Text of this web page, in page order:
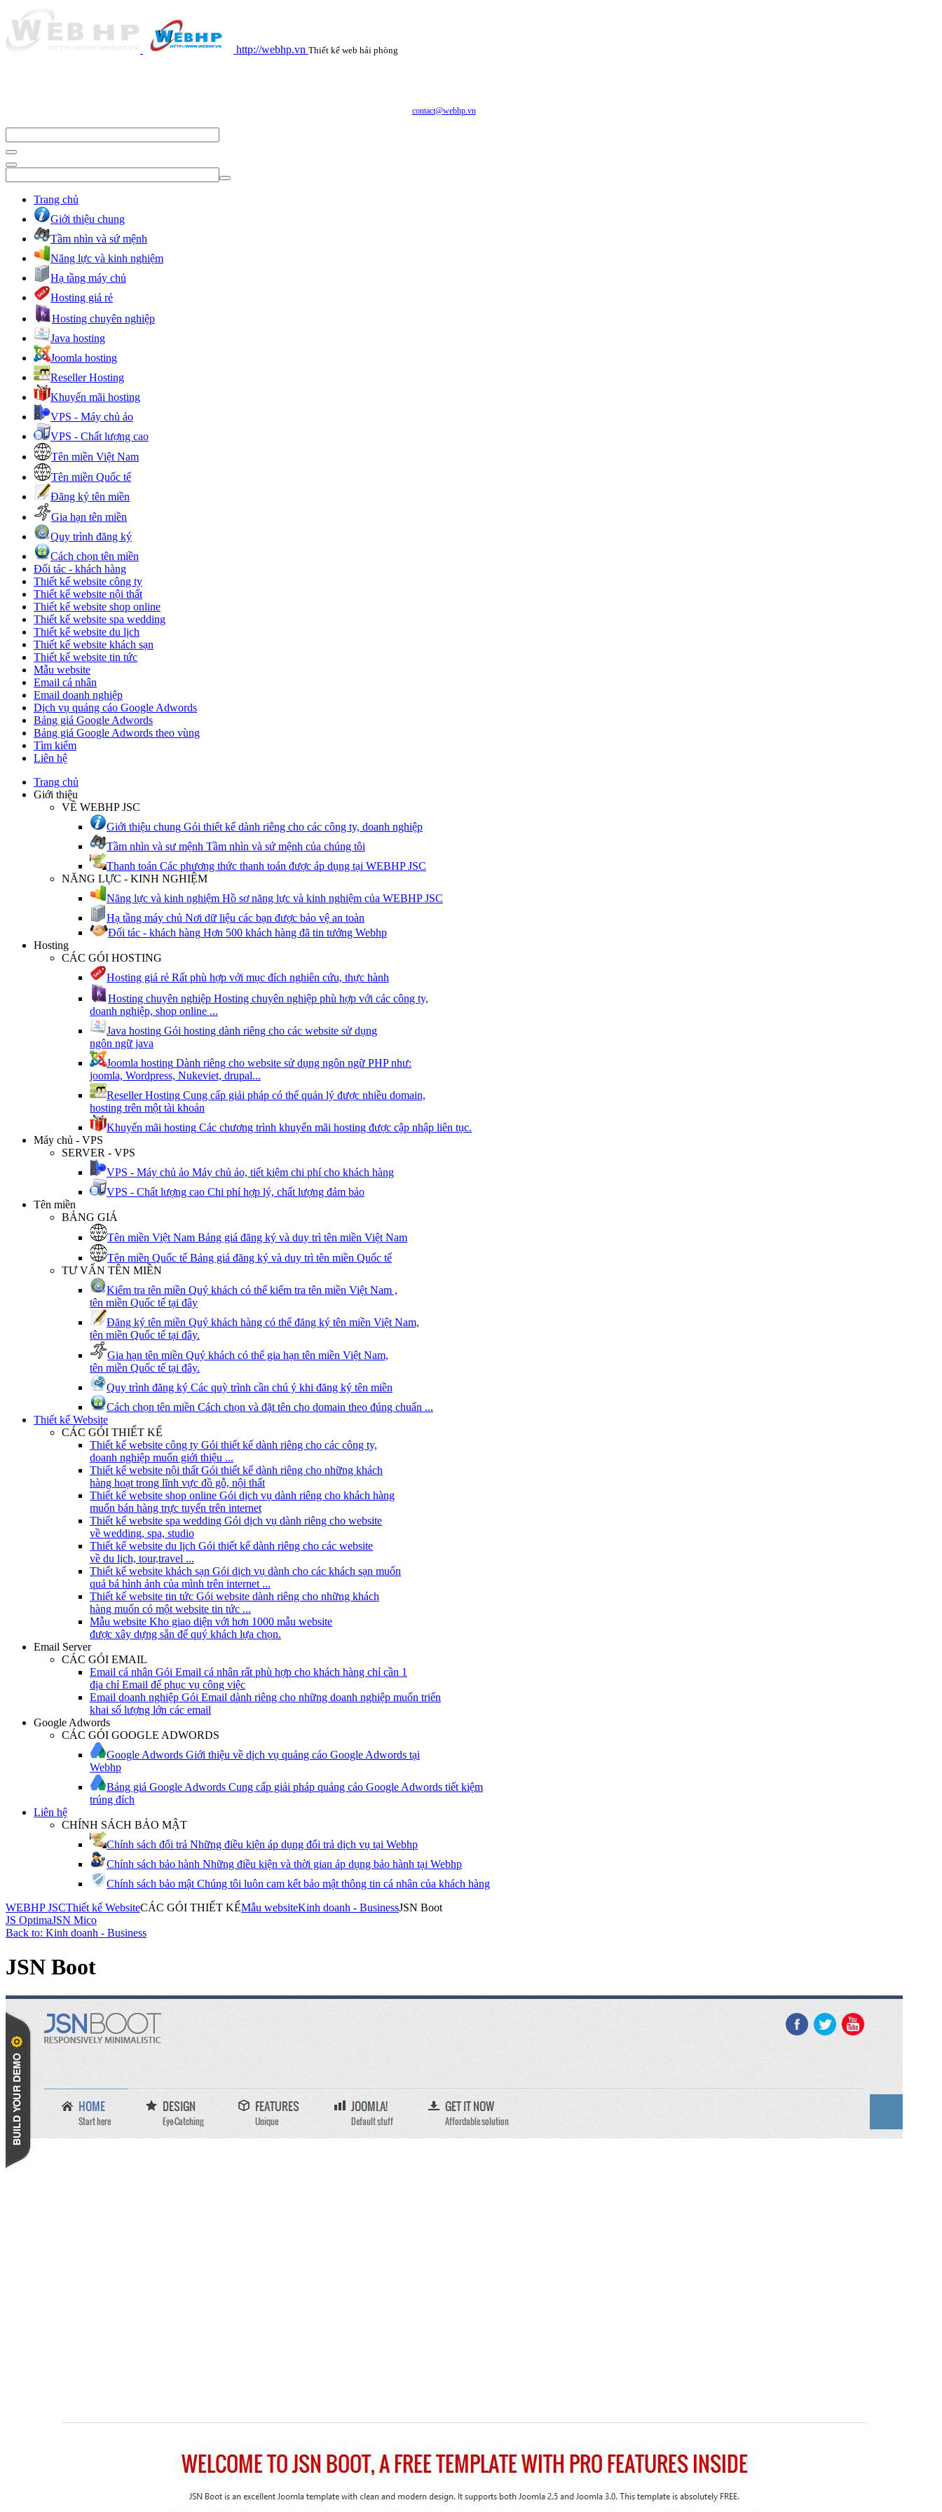
http://webhp.vn Thiết kế web hải phòng
contact@webhp.vn| Hotline: 0989.921.083
Trang chủ
Giới thiệu chung
Tầm nhìn và sứ mệnh
Năng lực và kinh nghiệm
Hạ tầng máy chủ
Hosting giá rẻ
Hosting chuyên nghiệp
Java hosting
Joomla hosting
Reseller Hosting
Khuyến mãi hosting
VPS - Máy chủ ảo
VPS - Chất lượng cao
Tên miền Việt Nam
Tên miền Quốc tế
Đăng ký tên miền
Gia hạn tên miền
Quy trình đăng ký
Cách chọn tên miền
Đối tác - khách hàng
Thiết kế website công ty
Thiết kế website nội thất
Thiết kế website shop online
Thiết kế website spa wedding
Thiết kế website du lịch
Thiết kế website khách sạn
Thiết kế website tin tức
Mẫu website
Email cá nhân
Email doanh nghiệp
Dịch vụ quảng cáo Google Adwords
Bảng giá Google Adwords
Bảng giá Google Adwords theo vùng
Tìm kiếm
Liên hệ
Trang chủ
Giới thiệu
VỀ WEBHP JSC
Giới thiệu chung Gói thiết kế dành riêng cho các công ty, doanh nghiệp
Tầm nhìn và sư mệnh Tầm nhìn và sứ mệnh của chúng tôi
Thanh toán Các phương thức thanh toán được áp dụng tại WEBHP JSC
NĂNG LỰC - KINH NGHIỆM
Năng lực và kinh nghiệm Hồ sơ năng lực và kinh nghiệm của WEBHP JSC
Hạ tầng máy chủ Nơi dữ liệu các bạn được bảo vệ an toàn
Đối tác - khách hàng Hơn 500 khách hàng đã tin tưởng Webhp
Hosting
CÁC GÓI HOSTING
Hosting giá rẻ Rất phù hợp với mục đích nghiên cứu, thực hành
Hosting chuyên nghiệp Hosting chuyên nghiệp phù hợp với các công ty,
doanh nghiệp, shop online ...
Java hosting Gói hosting dành riêng cho các website sử dụng
ngôn ngữ java
Joomla hosting Dành riêng cho website sử dụng ngôn ngữ PHP như:
joomla, Wordpress, Nukeviet, drupal...
Reseller Hosting Cung cấp giải pháp có thể quản lý được nhiều domain,
hosting trên một tài khoản
Khuyến mãi hosting Các chương trình khuyến mãi hosting được cập nhập liên tục.
Máy chủ - VPS
SERVER - VPS
VPS - Máy chủ ảo Máy chủ ảo, tiết kiệm chi phí cho khách hàng
VPS - Chất lượng cao Chi phí hợp lý, chất lượng đảm bảo
Tên miền
BẢNG GIÁ
Tên miền Việt Nam Bảng giá đăng ký và duy trì tên miền Việt Nam
Tên miền Quốc tế Bảng giá đăng ký và duy trì tên miền Quốc tế
TƯ VẤN TÊN MIỀN
Kiểm tra tên miền Quý khách có thể kiểm tra tên miền Việt Nam ,
tên miền Quốc tế tại đây
Đăng ký tên miền Quý khách hàng có thể đăng ký tên miền Việt Nam,
tên miền Quốc tế tại đây.
Gia hạn tên miền Quý khách có thể gia hạn tên miền Việt Nam,
tên miền Quốc tế tại đây.
Quy trình đăng ký Các quỳ trình cần chú ý khi đăng ký tên miền
Cách chọn tên miền Cách chọn và đặt tên cho domain theo đúng chuẩn ...
Thiết kế Website
CÁC GÓI THIẾT KẾ
Thiết kế website công ty Gói thiết kế dành riêng cho các công ty,
doanh nghiệp muốn giới thiệu ...
Thiết kế website nội thất Gói thiết kế dành riêng cho những khách
hàng hoạt trong lĩnh vực đồ gỗ, nội thất
Thiết kế website shop online Gói dịch vụ dành riêng cho khách hàng
muốn bán hàng trực tuyến trên internet
Thiết kế website spa wedding Gói dịch vụ dành riêng cho website
về wedding, spa, studio
Thiết kế website du lịch Gói thiết kế dành riêng cho các website
về du lịch, tour,travel ...
Thiết kế website khách sạn Gói dịch vụ dành cho các khách sạn muốn
quả bá hình ảnh của mình trên internet ...
Thiết kế website tin tức Gói website dành riêng cho những khách
hàng muốn có một website tin tức ...
Mẫu website Kho giao diện với hơn 1000 mẫu website
được xây dựng sẵn để quý khách lựa chọn.
Email Server
CÁC GÓI EMAIL
Email cá nhân Gói Email cá nhân rất phù hợp cho khách hàng chỉ cần 1
địa chỉ Email để phục vụ công việc
Email doanh nghiệp Gói Email dành riêng cho những doanh nghiệp muốn triển
khai số lượng lớn các email
Google Adwords
CÁC GÓI GOOGLE ADWORDS
Google Adwords Giới thiệu về dịch vụ quảng cáo Google Adwords tại
Webhp
Bảng giá Google Adwords Cung cấp giải pháp quảng cáo Google Adwords tiết kiệm
trúng đích
Liên hệ
CHÍNH SÁCH BẢO MẬT
Chính sách đổi trả Những điều kiện áp dụng đổi trả dịch vụ tại Webhp
Chính sách bảo hành Những điều kiện và thời gian áp dụng bảo hành tại Webhp
Chính sách bảo mật Chúng tôi luôn cam kết bảo mật thông tin cá nhân của khách hàng
WEBHP JSCThiết kế WebsiteCÁC GÓI THIẾT KẾMẫu websiteKinh doanh - BusinessJSN Boot
JS OptimaJSN Mico
Back to: Kinh doanh - Business
JSN Boot